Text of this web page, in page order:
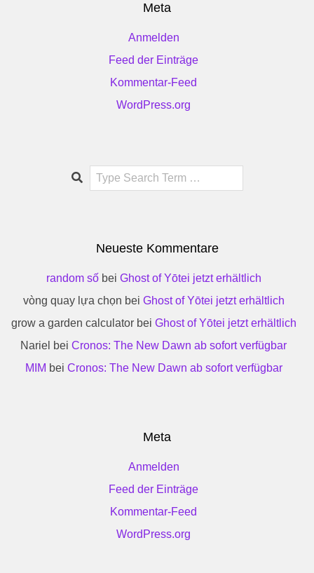
Meta
Anmelden
Feed der Einträge
Kommentar-Feed
WordPress.org
Search
Neueste Kommentare
random sốbei Ghost of Yōtei jetzt erhältlich
vòng quay lựa chọn bei Ghost of Yōtei jetzt erhältlich
grow a garden calculatorbei Ghost of Yōtei jetzt erhältlich
Nariel bei Cronos: The New Dawn ab sofort verfügbar
MIM bei Cronos: The New Dawn ab sofort verfügbar
Meta
Anmelden
Feed der Einträge
Kommentar-Feed
WordPress.org